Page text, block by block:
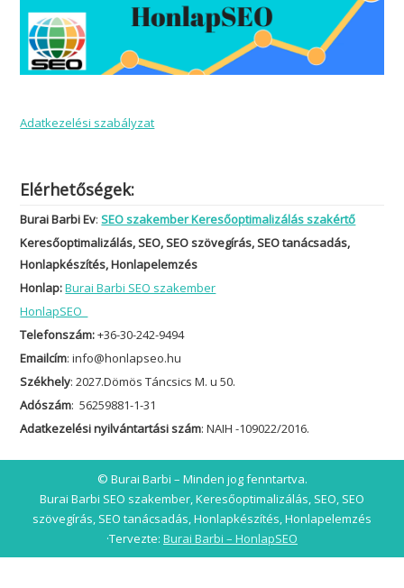
Adatkezelési szabályzat
Elérhetőségek:
Burai Barbi Ev:SEO szakember Keresőoptimalizálás szakértő
Keresőoptimalizálás, SEO, SEO szövegírás, SEO tanácsadás,
Honlapkészítés, Honlapelemzés
Honlap:Burai Barbi SEO szakember
HonlapSEO
Telefonszám:+36-30-242-9494
Emailcím: info@honlapseo.hu
Székhely: 2027.Dömös Táncsics M. u 50.
Adószám: 56259881-1-31
Adatkezelési nyilvántartási szám: NAIH -109022/2016.
© Burai Barbi – Minden jog fenntartva.
Burai Barbi SEO szakember, Keresőoptimalizálás, SEO, SEO
szövegírás, SEO tanácsadás, Honlapkészítés, Honlapelemzés
·Tervezte: Burai Barbi – HonlapSEO